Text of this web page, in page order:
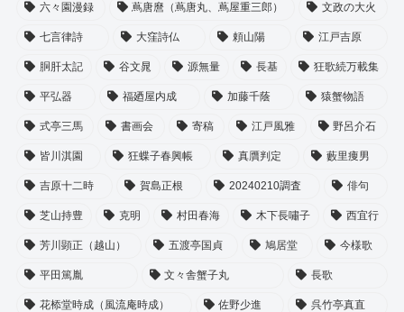
六々園漫録 蔦唐麿（蔦唐丸、蔦屋重三郎） 文政の大火
七言律詩 大窪詩仏 頼山陽 江戸吉原
胴肝太記 谷文晁 源無量 長基 狂歌続万載集
平弘器 福廼屋内成 加藤千蔭 猿蟹物語
式亭三馬 書画会 寄稿 江戸風雅 野呂介石
皆川淇園 狂蝶子春興帳 真贋判定 藪里痩男
吉原十二時 賀島正根 20240210調査 俳句
芝山持豊 克明 村田春海 木下長嘯子 西宜行
芳川顕正（越山） 五渡亭国貞 鳩居堂 今様歌
平田篤胤 文々舎蟹子丸 長歌
花㮇堂時成（風流庵時成） 佐野少進 呉竹亭真直